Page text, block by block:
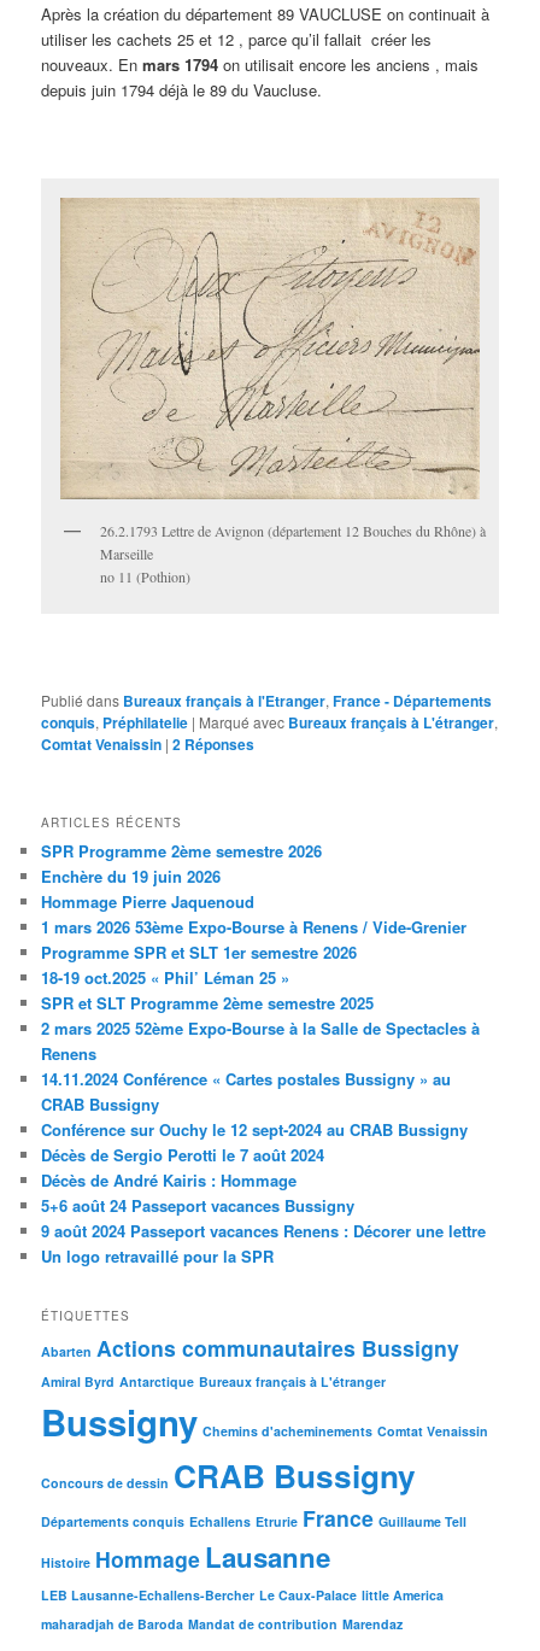
Après la création du département 89 VAUCLUSE on continuait à
utiliser les cachets 25 et 12 , parce qu’il fallait créer les
nouveaux. Enmars 1794 on utilisait encore les anciens , mais
depuis juin 1794 déjà le 89 du Vaucluse.
26.2.1793 Lettre de Avignon (département 12 Bouches du Rhône) à
Marseille
no 11 (Pothion)
Publié dans Bureaux français à l'Etranger,France - Départements
conquis, Préphilatelie | Marqué avec Bureaux français à L'étranger,
Comtat Venaissin |2 Réponses
ARTICLES RÉCENTS
SPR Programme 2ème semestre 2026
Enchère du 19 juin 2026
Hommage Pierre Jaquenoud
1 mars 2026 53ème Expo-Bourse à Renens / Vide-Grenier
Programme SPR et SLT 1er semestre 2026
18-19 oct.2025 « Phil’ Léman 25 »
SPR et SLT Programme 2ème semestre 2025
2 mars 2025 52ème Expo-Bourse à la Salle de Spectacles à
Renens
14.11.2024 Conférence « Cartes postales Bussigny » au
CRAB Bussigny
Conférence sur Ouchy le 12 sept-2024 au CRAB Bussigny
Décès de Sergio Perotti le 7 août 2024
Décès de André Kairis : Hommage
5+6 août 24 Passeport vacances Bussigny
9 août 2024 Passeport vacances Renens : Décorer une lettre
Un logo retravaillé pour la SPR
ÉTIQUETTES
Abarten Actions communautaires Bussigny
Amiral Byrd Antarctique Bureaux français à L'étranger
Bussigny Chemins d'acheminements Comtat Venaissin
Concours de dessin CRAB Bussigny
Départements conquis Echallens Etrurie France Guillaume Tell
Histoire Hommage Lausanne
LEB Lausanne-Echallens-Bercher Le Caux-Palace little America
maharadjah de Baroda Mandat de contribution Marendaz